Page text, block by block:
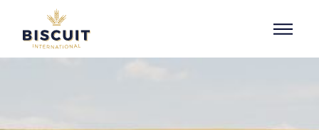
Aller au contenu